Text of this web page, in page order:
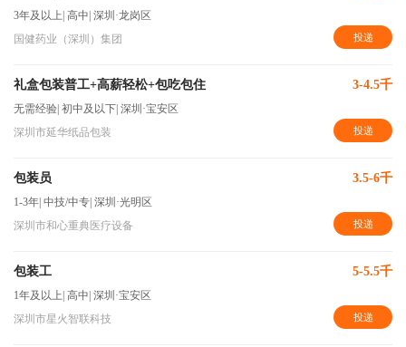
3年及以上 高中 深圳·龙岗区
国健药业（深圳）集团
投递
礼盒包装普工+高薪轻松+包吃包住 3-4.5千
无需经验 初中及以下 深圳·宝安区
深圳市延华纸品包装
投递
包装员 3.5-6千
1-3年 中技/中专 深圳·光明区
深圳市和心重典医疗设备
投递
包装工 5-5.5千
1年及以上 高中 深圳·宝安区
深圳市星火智联科技
投递